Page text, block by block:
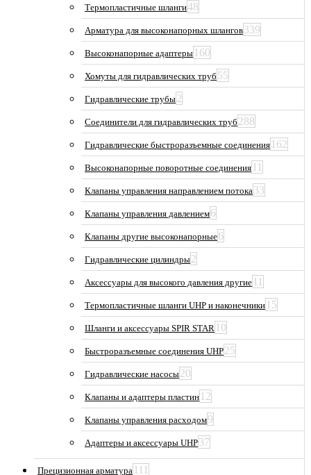
Термопластичные шланги48
Арматура для высоконапорных шлангов339
Высоконапорные адаптеры 160
Хомуты для гидравлических труб 55
Гидравлические трубы2
Соединители для гидравлических труб 288
Гидравлические быстроразъемные соединения 162
Высоконапорные поворотные соединения 11
Клапаны управления направлением потока33
Клапаны управления давлением6
Клапаны другие высоконапорные6
Гидравлические цилиндры2
Аксессуары для высокого давления другие 11
Термопластичные шланги UHP и наконечники 15
Шланги и аксессуары SPIR STAR 10
Быстроразъемные соединения UHP25
Гидравлические насосы20
Клапаны и адаптеры пластин 12
Клапаны управления расходом9
Адаптеры и аксессуары UHP37
Прецизионная арматура 111